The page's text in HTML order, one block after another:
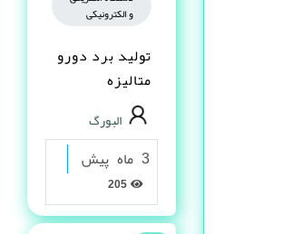
و الکترونیکی
تولید برد دورو
متالیزه
البورگ
3 ماه پیش